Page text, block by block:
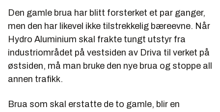
Den gamle brua har blitt forsterket et par ganger,
men den har likevel ikke tilstrekkelig bæreevne. Når
Hydro Aluminium skal frakte tungt utstyr fra
industriområdet på vestsiden av Driva til verket på
østsiden, må man bruke den nye brua og stoppe all
annen trafikk.
Brua som skal erstatte de to gamle, blir en